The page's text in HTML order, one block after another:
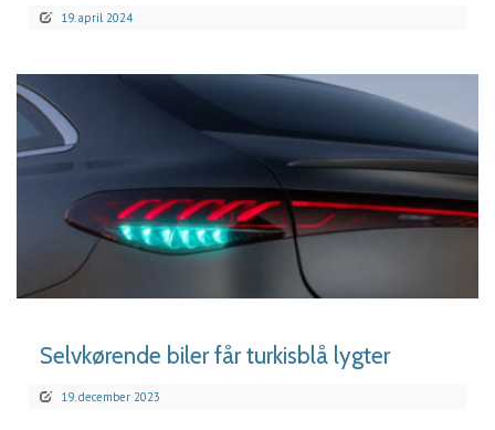
19. april 2024
Selvkørende biler får turkisblå lygter
19. december 2023